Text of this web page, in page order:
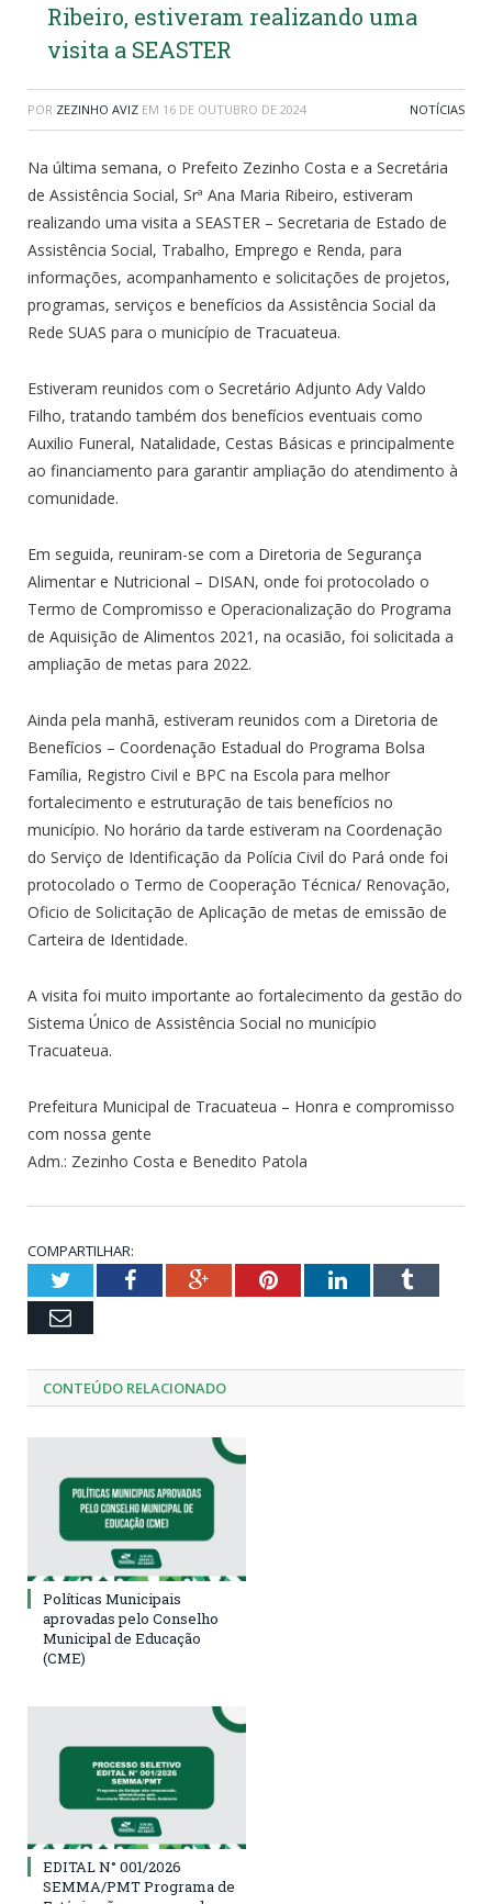
Ribeiro, estiveram realizando uma
visita a SEASTER
POR ZEZINHO AVIZ EM 16 DE OUTUBRO DE 2024 NOTÍCIAS
Na última semana, o Prefeito Zezinho Costa e a Secretária
de Assistência Social, Srª Ana Maria Ribeiro, estiveram
realizando uma visita a SEASTER – Secretaria de Estado de
Assistência Social, Trabalho, Emprego e Renda, para
informações, acompanhamento e solicitações de projetos,
programas, serviços e benefícios da Assistência Social da
Rede SUAS para o município de Tracuateua.
Estiveram reunidos com o Secretário Adjunto Ady Valdo
Filho, tratando também dos benefícios eventuais como
Auxilio Funeral, Natalidade, Cestas Básicas e principalmente
ao financiamento para garantir ampliação do atendimento à
comunidade.
Em seguida, reuniram-se com a Diretoria de Segurança
Alimentar e Nutricional – DISAN, onde foi protocolado o
Termo de Compromisso e Operacionalização do Programa
de Aquisição de Alimentos 2021, na ocasião, foi solicitada a
ampliação de metas para 2022.
Ainda pela manhã, estiveram reunidos com a Diretoria de
Benefícios – Coordenação Estadual do Programa Bolsa
Família, Registro Civil e BPC na Escola para melhor
fortalecimento e estruturação de tais benefícios no
município. No horário da tarde estiveram na Coordenação
do Serviço de Identificação da Polícia Civil do Pará onde foi
protocolado o Termo de Cooperação Técnica/ Renovação,
Oficio de Solicitação de Aplicação de metas de emissão de
Carteira de Identidade.
A visita foi muito importante ao fortalecimento da gestão do
Sistema Único de Assistência Social no município
Tracuateua.
Prefeitura Municipal de Tracuateua – Honra e compromisso
com nossa gente
Adm.: Zezinho Costa e Benedito Patola
COMPARTILHAR:
TwitterFacebookGoogle+PinterestLinkedInTumblr
Email
CONTEÚDO RELACIONADO
Políticas Municipais
aprovadas pelo Conselho
Municipal de Educação
(CME)
EDITAL N° 001/2026
SEMMA/PMT Programa de